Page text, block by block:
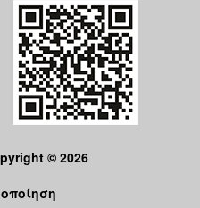
© 2026